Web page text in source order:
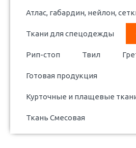
Атлас, габардин, нейлон,
Ткани для спецодежды
Рип-стоп Твил
Готовая продукция
Курточные и плащевые
Ткань Смесовая